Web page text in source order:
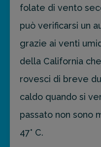
folate di vento
può verificarsi un
grazie ai venti
della California
rovesci di breve
caldo quando si
passato non sono
47° C.